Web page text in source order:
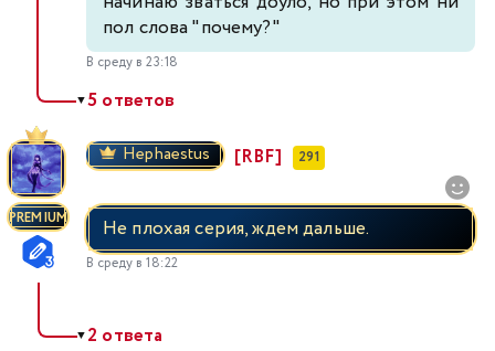
пол слова "почему?"
В среду в 23:18
▼5 ответов
PREMIUM
Hephaestus [RBF] 291
Не плохая серия, ждем дальше.
В среду в 18:22
▼2 ответа